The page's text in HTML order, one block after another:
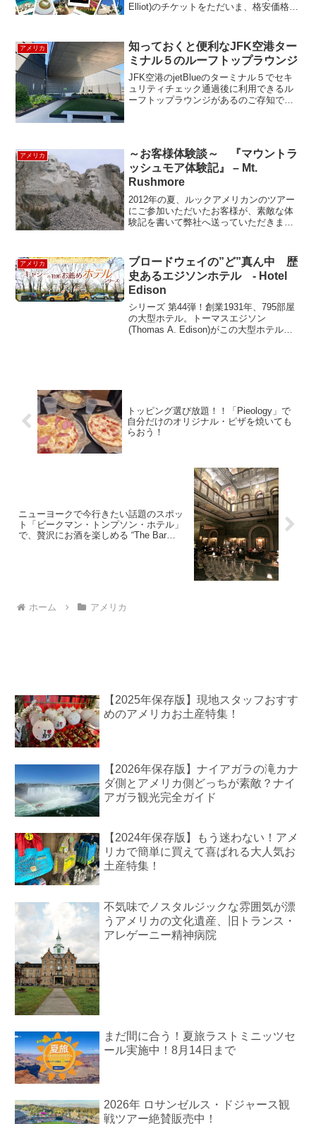
Elliot)のチケットをただいま、格安価格で
ケット予約システムの秘密・・...
アメリカ
知っておくと便利なJFK空港ター
ミナル５のルーフトップラウンジ
JFK空港のjetBlueのターミナル５でセキ
ュリティチェック通過後に利用できるル
ーフトップラウンジがあるのご存知です
キュリティ...
アメリカ
～お客様体験談～ 『マウントラ
ッシュモア体験記』 – Mt.
Rushmore
2012年の夏、ルックアメリカンのツアー
にご参加いただいたお客様が、素敵な体
験記を書いて弊社へ送っていただきまし
ーン国立公園マウントラッシュモア、グ
ランドティトン５日間...
アメリカ
ブロードウェイの”ど”真ん中 歴
史あるエジソンホテル - Hotel
Edison
シリーズ 第44弾！創業1931年、795部屋
の大型ホテル。トーマスエジソン
(Thomas A. Edison)がこの大型ホテルの
トッピング選び放題！！「Pieology」で
自分だけのオリジナル・ピザを焼いても
らおう！
ニューヨークで今行きたい話題のスポッ
ト「ビークマン・トンプソン・ホテル」
で、贅沢にお酒を楽しめる “The Bar
ホーム アメリカ
【2025年保存版】現地スタッフおすす
めのアメリカお土産特集！
【2026年保存版】ナイアガラの滝カナ
ダ側とアメリカ側どっちが素敵？ナイ
アガラ観光完全ガイド
【2024年保存版】もう迷わない！アメ
リカで簡単に買えて喜ばれる大人気お
土産特集！
不気味でノスタルジックな雰囲気が漂
うアメリカの文化遺産、旧トランス・
アレゲーニー精神病院
まだ間に合う！夏旅ラストミニッツセ
ール実施中！8月14日まで
2026年 ロサンゼルス・ドジャース観
戦ツアー絶賛販売中！